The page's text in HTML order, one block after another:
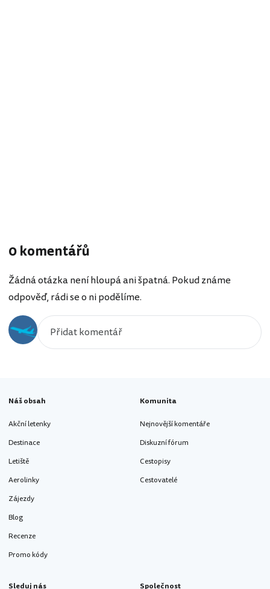
0 komentářů
Žádná otázka není hloupá ani špatná. Pokud známe
odpověď, rádi se o ni podělíme.
Náš obsah
Akční letenky
Destinace
Letiště
Aerolinky
Zájezdy
Blog
Recenze
Promo kódy
Komunita
Nejnovější komentáře
Diskuzní fórum
Cestopisy
Cestovatelé
Sleduj nás Společnost